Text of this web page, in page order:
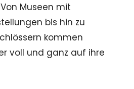
Museen mit
bis hin zu
kommen
voll und ganz auf ihre